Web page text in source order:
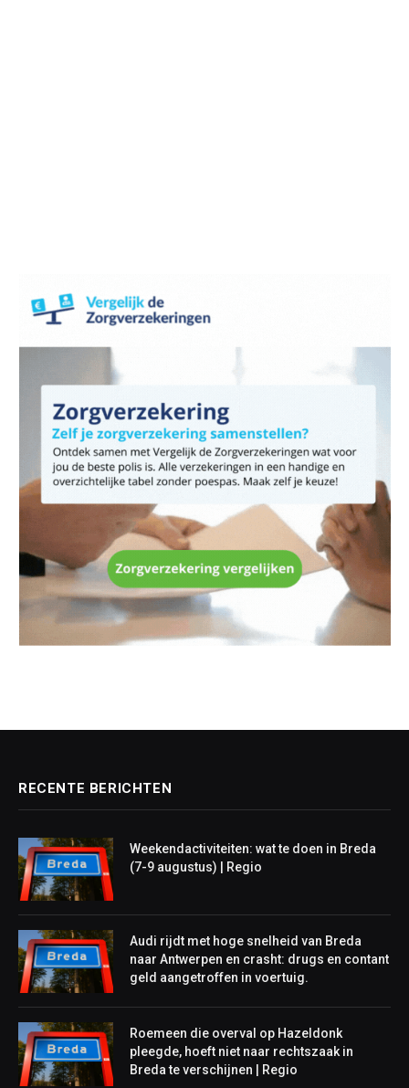
RECENTE BERICHTEN
Weekendactiviteiten: wat te doen in Breda
(7-9 augustus) | Regio
Audi rijdt met hoge snelheid van Breda
naar Antwerpen en crasht: drugs en contant
geld aangetroffen in voertuig.
Roemeen die overval op Hazeldonk
pleegde, hoeft niet naar rechtszaak in
Breda te verschijnen | Regio